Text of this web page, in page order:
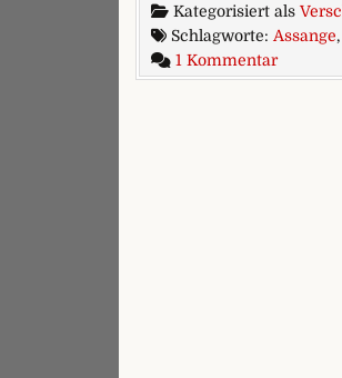
Kategorisiert als
Schlagworte: Assange,
1 Kommentarzu Die